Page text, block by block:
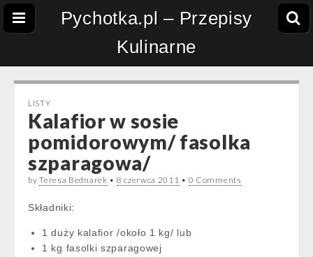
Pychotka.pl – Przepisy
Kulinarne
LISTY
Kalafior w sosie
pomidorowym/ fasolka
szparagowa/
byTeresa Bednarek • 8 czerwca 2011 • 0 Comments
Składniki:
1 duży kalafior /około 1 kg/ lub
1 kg fasolki szparagowej